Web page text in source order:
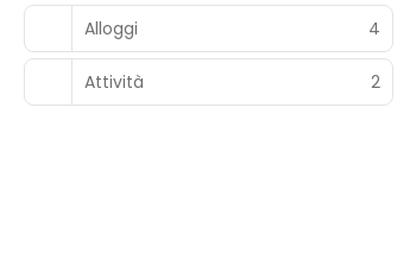
Alloggi 4
Attività 2